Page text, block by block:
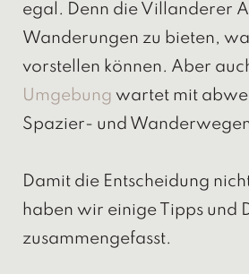
egal. Denn die Villanderer
Wanderungen zu bieten,
vorstellen können. Aber
Umgebung wartet mit
Spazier- und
Damit die Entscheidung
haben wir einige Tipps und
zusammengefasst.